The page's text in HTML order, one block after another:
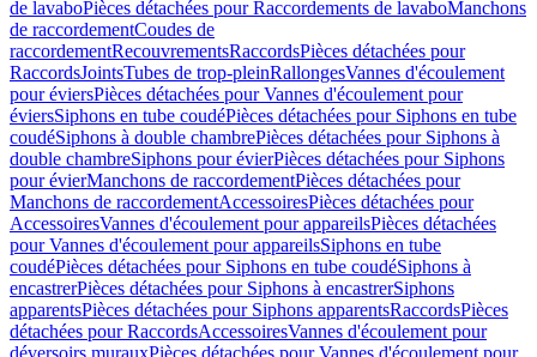
de lavaboPièces détachées pour Raccordements de lavaboManchons
de raccordementCoudes de
raccordementRecouvrementsRaccordsPièces détachées pour
RaccordsJointsTubes de trop-pleinRallongesVannes d'écoulement
pour éviersPièces détachées pour Vannes d'écoulement pour
éviersSiphons en tube coudéPièces détachées pour Siphons en tube
coudéSiphons à double chambrePièces détachées pour Siphons à
double chambreSiphons pour évierPièces détachées pour Siphons
pour évierManchons de raccordementPièces détachées pour
Manchons de raccordementAccessoiresPièces détachées pour
AccessoiresVannes d'écoulement pour appareilsPièces détachées
pour Vannes d'écoulement pour appareilsSiphons en tube
coudéPièces détachées pour Siphons en tube coudéSiphons à
encastrerPièces détachées pour Siphons à encastrerSiphons
apparentsPièces détachées pour Siphons apparentsRaccordsPièces
détachées pour RaccordsAccessoiresVannes d'écoulement pour
déversoirs murauxPièces détachées pour Vannes d'écoulement pour